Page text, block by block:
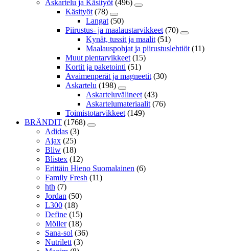
Askartelu ja Käsityöt (496)
Käsityöt (78)
Langat (50)
Piirustus- ja maalaustarvikkeet (70)
Kynät, tussit ja maalit (51)
Maalauspohjat ja piirustuslehtiöt (11)
Muut pientarvikkeet (15)
Kortit ja paketointi (51)
Avaimenperät ja magneetit (30)
Askartelu (198)
Askarteluvälineet (43)
Askartelumateriaalit (76)
Toimistotarvikkeet (149)
BRÄNDIT (1768)
Adidas (3)
Ajax (25)
Bliw (18)
Blistex (12)
Erittäin Hieno Suomalainen (6)
Family Fresh (11)
hth (7)
Jordan (50)
L300 (18)
Define (15)
Möller (18)
Sana-sol (36)
Nutrilett (3)